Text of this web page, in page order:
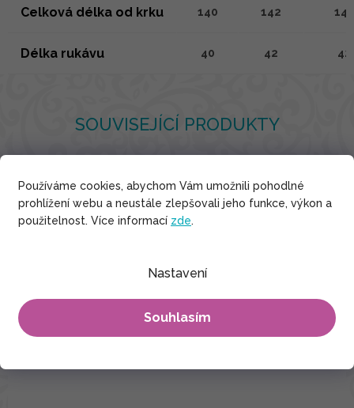
Používáme cookies, abychom Vám umožnili pohodlné
prohlížení webu a neustále zlepšovali jeho funkce, výkon a
použitelnost. Více informací zde.
Nastavení
Souhlasím
SOUVISEJÍCÍ PRODUKTY
Indické hedvábí
Celková délka od krku 140 142 146
Délka rukávu 40 42 42